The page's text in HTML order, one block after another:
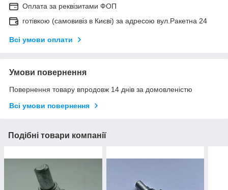
Оплата за реквізитами ФОП
готівкою (самовивіз в Києві) за адресою вул.Ракетна 24
Всі умови оплати
Умови повернення
Повернення товару впродовж 14 днів за домовленістю
Всі умови повернення
Подібні товари компанії